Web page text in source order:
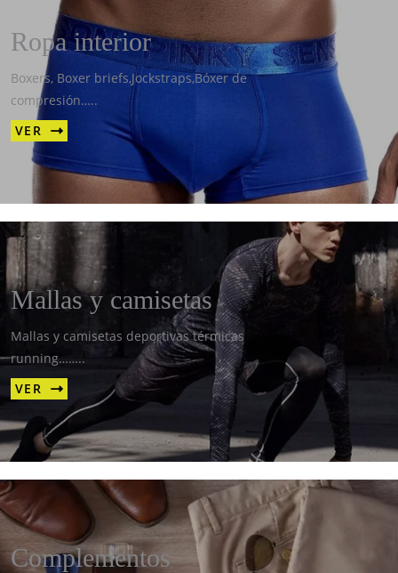
Ropa interior
Boxers, Boxer briefs,Jockstraps,Bóxer de
compresión…..
VER
Mallas y camisetas
Mallas y camisetas deportivas térmicas
running……..
VER
Complementos